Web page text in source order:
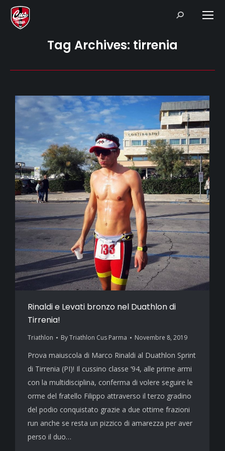
Search:
Tag Archives: tirrenia
Rinaldi e Levati bronzo nel Duathlon di
Tirrenia!
Triathlon ByTriathlon Cus Parma Novembre 8, 2019
Prova maiuscola di Marco Rinaldi al Duathlon Sprint
di Tirrenia (PI)! Il cussino classe ‘94, alle prime armi
con la multidisciplina, conferma di volere seguire le
orme del fratello Filippo attraverso il terzo gradino
del podio conquistato grazie a due ottime frazioni
run anche se resta un pizzico di amarezza per aver
perso il duo…